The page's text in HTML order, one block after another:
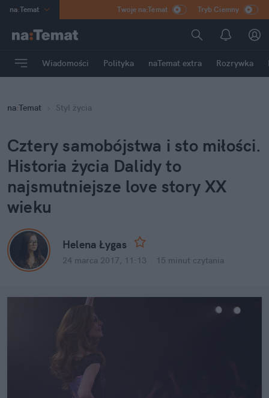
na:Temat
Poland
mama
Rozrywka
Twoje na:Temat Tryb Ciemny
Wiadomości Polityka naTemat extra Rozrywka
na:Temat Styl życia
Cztery samobójstwa i sto miłości.
Historia życia Dalidy to
najsmutniejsze love story XX
wieku
Helena Łygas
24 marca 2017, 11:13 15 minut czytania